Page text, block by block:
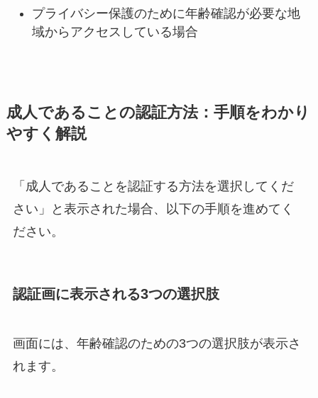
プライバシー保護のために年齢確認が必要な地
域からアクセスしている場合
成人であることの認証方法：手順をわかり
やすく解説
「成人であることを認証する方法を選択してくだ
さい」と表示された場合、以下の手順を進めてく
ださい。
認証画に表示される3つの選択肢
画面には、年齢確認のための3つの選択肢が表示さ
れます。